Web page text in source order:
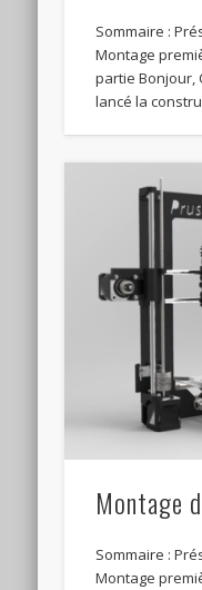
Sommaire :
Montage
partie Bonjour,
lancé la
Montage
Sommaire :
Montage